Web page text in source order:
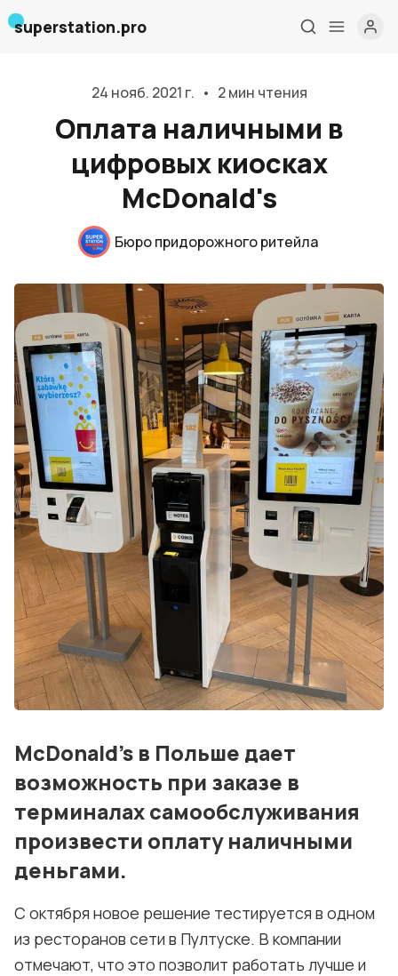
Главная
Дизайн и проектирование
Консалтинг и обучение
Блог
События
Контакты
Лучшие АЗС мира
Мнения
Видео
Подписка
Условия использования материалов
Политика конфиденциальности и cookie
superstation.pro
24 нояб. 2021 г. • 2 мин чтения
Оплата наличными в
цифровых киосках
McDonald's
Бюро придорожного ритейла
McDonald's в Польше дает
возможность при заказе в
терминалах самообслуживания
произвести оплату наличными
деньгами.
С октября новое решение тестируется в одном
из ресторанов сети в Пултуске. В компании
отмечают, что это позволит работать лучше и